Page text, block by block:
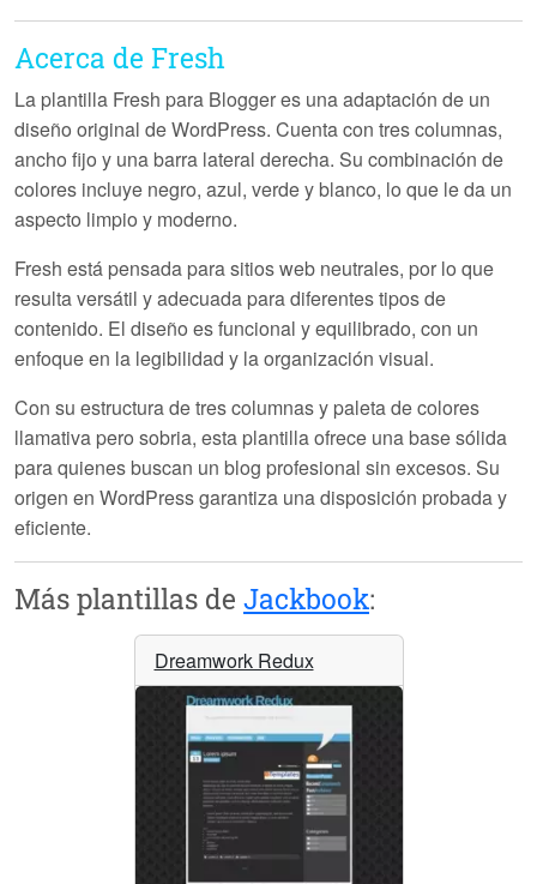
Acerca de Fresh
La plantilla Fresh para Blogger es una adaptación de un
diseño original de WordPress. Cuenta con tres columnas,
ancho fijo y una barra lateral derecha. Su combinación de
colores incluye negro, azul, verde y blanco, lo que le da un
aspecto limpio y moderno.
Fresh está pensada para sitios web neutrales, por lo que
resulta versátil y adecuada para diferentes tipos de
contenido. El diseño es funcional y equilibrado, con un
enfoque en la legibilidad y la organización visual.
Con su estructura de tres columnas y paleta de colores
llamativa pero sobria, esta plantilla ofrece una base sólida
para quienes buscan un blog profesional sin excesos. Su
origen en WordPress garantiza una disposición probada y
eficiente.
Más plantillas de Jackbook:
Dreamwork Redux